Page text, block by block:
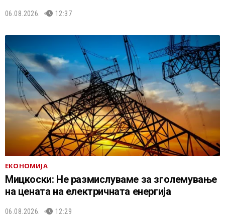
06.08.2026. 12:37
ЕКОНОМИЈА
Мицкоски: Не размислуваме за зголемување
на цената на електричната енергија
06.08.2026. 12:29